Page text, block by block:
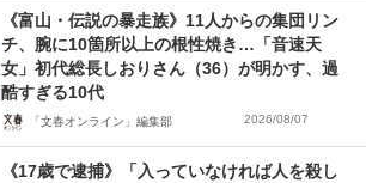
《富山・伝説の暴走族》11人からの集団リン
チ、腕に10箇所以上の根性焼き…「音速天
女」初代総長しおりさん（36）が明かす、過
酷すぎる10代
「文春オンライン」編集部 2026/08/07
《17歳で逮捕》「入っていなければ人を殺し